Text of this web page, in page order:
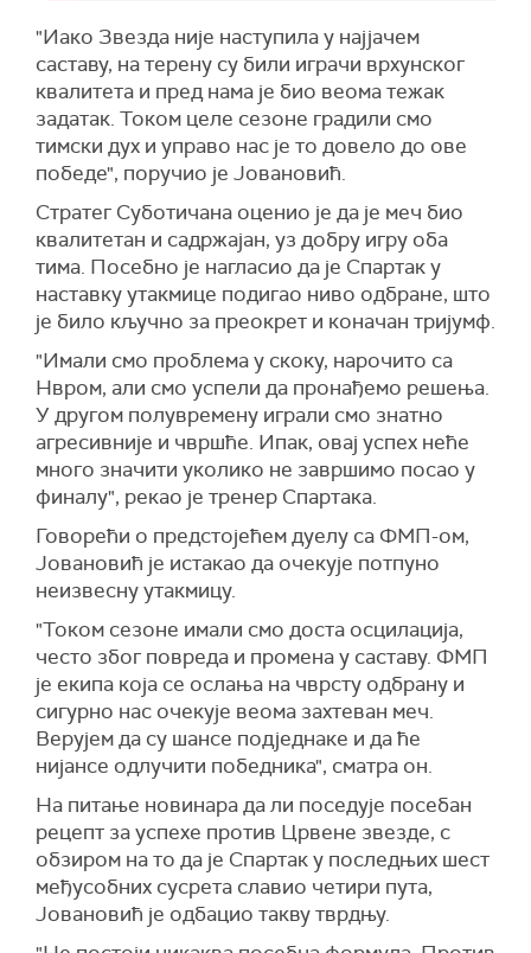
"Иако Звезда није наступила у најјачем
саставу, на терену су били играчи врхунског
квалитета и пред нама је био веома тежак
задатак. Током целе сезоне градили смо
тимски дух и управо нас је то довело до ове
победе", поручио је Јовановић.
Стратег Суботичана оценио је да је меч био
квалитетан и садржајан, уз добру игру оба
тима. Посебно је нагласио да је Спартак у
наставку утакмице подигао ниво одбране, што
је било кључно за преокрет и коначан тријумф.
"Имали смо проблема у скоку, нарочито са
Нвром, али смо успели да пронађемо решења.
У другом полувремену играли смо знатно
агресивније и чвршће. Ипак, овај успех неће
много значити уколико не завршимо посао у
финалу", рекао је тренер Спартака.
Говорећи о предстојећем дуелу са ФМП-ом,
Јовановић је истакао да очекује потпуно
неизвесну утакмицу.
"Током сезоне имали смо доста осцилација,
често због повреда и промена у саставу. ФМП
је екипа која се ослања на чврсту одбрану и
сигурно нас очекује веома захтеван меч.
Верујем да су шансе подједнаке и да ће
нијансе одлучити победника", сматра он.
На питање новинара да ли поседује посебан
рецепт за успехе против Црвене звезде, с
обзиром на то да је Спартак у последњих шест
међусобних сусрета славио четири пута,
Јовановић је одбацио такву тврдњу.